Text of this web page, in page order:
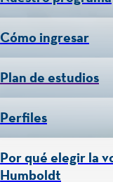
Cómo ingresar
Plan de estudios
Perfiles
Por qué elegir la
Humboldt